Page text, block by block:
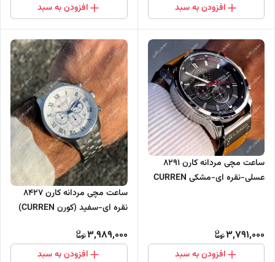
افزودن به سبد افزودن به سبد
ساعت مچی مردانه کارن 8291
عسلی-نقره ای-مشکی CURREN
3,791,000
افزودن به سبد
ساعت مچی مردانه کارن 8427
نقره ای-سفید (کورن CURREN)
3,989,000
افزودن به سبد